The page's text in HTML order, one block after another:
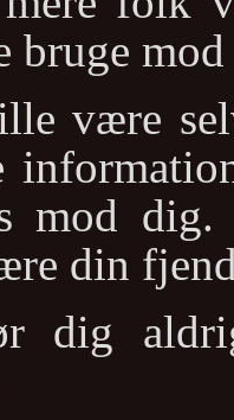
bruge
være
mod
din
dig